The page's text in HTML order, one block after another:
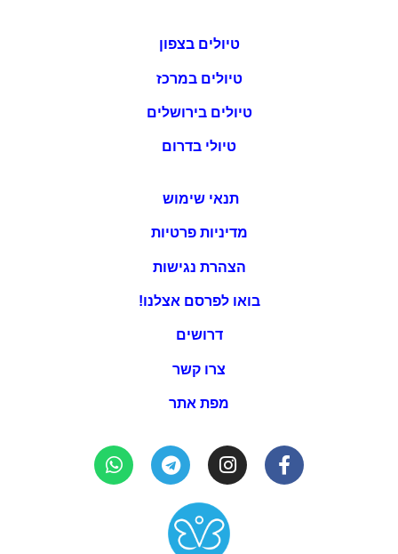
טיולים בירושלים
טיולי בדרום
תנאי שימוש
הצהרת נגישות
בואו לפרסם אצלנו!
דרושים
צרו קשר
מפת אתר
מניעת אלימות במשפחה